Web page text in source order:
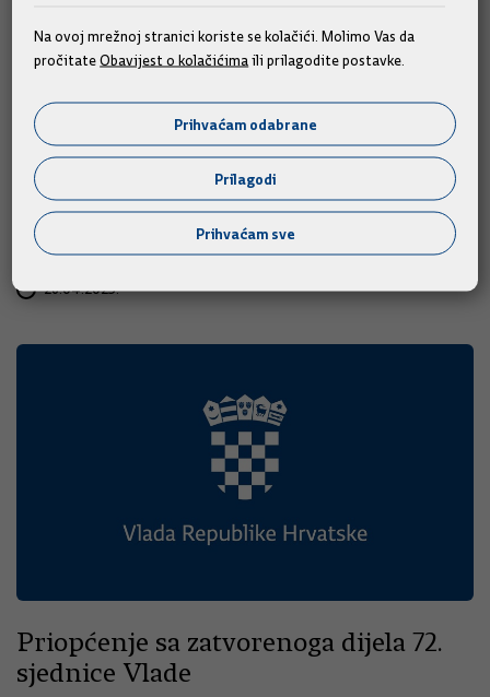
transport nafte NIS-u na 60 dana
​Jučer je američki Ured za kontrolu strane imovine (OFAC)
izdao produljenje licence društvu JANAF d.d. što omogućava
provedbu ugovora JANAF-a i NIS-a i transport nafte putem
JANAF-ovog naftovoda u Republiku Srbiju.
26.04.2025.
Priopćenje sa zatvorenoga dijela 72.
sjednice Vlade
Na ovoj mrežnoj stranici koriste se kolačići. Molimo Vas da
pročitateObavijest o kolačićima ili prilagodite postavke.
Prihvaćam odabrane
Prilagodi
Prihvaćam sve